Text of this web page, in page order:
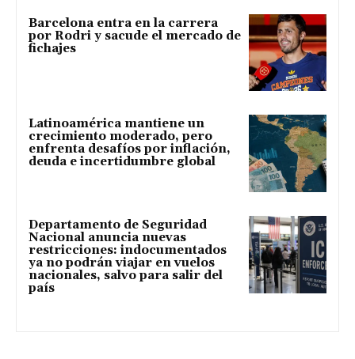
Barcelona entra en la carrera
por Rodri y sacude el mercado de
fichajes
Latinoamérica mantiene un
crecimiento moderado, pero
enfrenta desafíos por inflación,
deuda e incertidumbre global
Departamento de Seguridad
Nacional anuncia nuevas
restricciones: indocumentados
ya no podrán viajar en vuelos
nacionales, salvo para salir del
país